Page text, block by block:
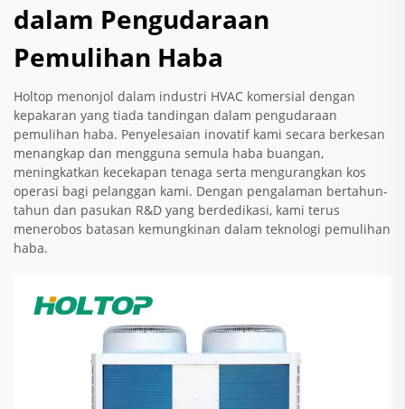
dalam Pengudaraan
Pemulihan Haba
Holtop menonjol dalam industri HVAC komersial dengan
kepakaran yang tiada tandingan dalam pengudaraan
pemulihan haba. Penyelesaian inovatif kami secara berkesan
menangkap dan mengguna semula haba buangan,
meningkatkan kecekapan tenaga serta mengurangkan kos
operasi bagi pelanggan kami. Dengan pengalaman bertahun-
tahun dan pasukan R&D yang berdedikasi, kami terus
menerobos batasan kemungkinan dalam teknologi pemulihan
haba.